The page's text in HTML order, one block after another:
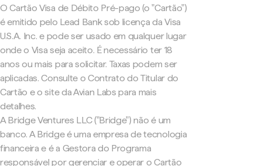
O Cartão Visa de Débito Pré-pago (o "Cartão")
é emitido pelo Lead Bank sob licença da Visa
U.S.A. Inc. e pode ser usado em qualquer lugar
onde o Visa seja aceito. É necessário ter 18
anos ou mais para solicitar. Taxas podem ser
aplicadas. Consulte o Contrato do Titular do
Cartão e o site da Avian Labs para mais
detalhes.
A Bridge Ventures LLC ("Bridge") não é um
banco. A Bridge é uma empresa de tecnologia
financeira e é a Gestora do Programa
responsável por gerenciar e operar o Cartão